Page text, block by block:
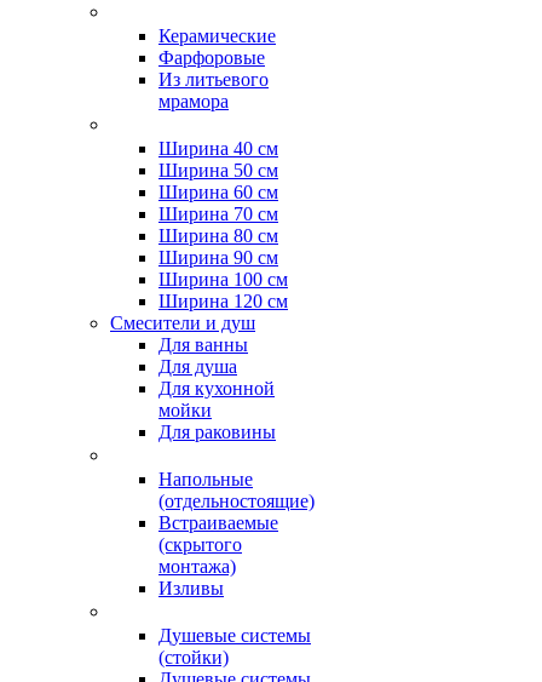
Керамические
Фарфоровые
Из литьевого
мрамора
Ширина 40 см
Ширина 50 см
Ширина 60 см
Ширина 70 см
Ширина 80 см
Ширина 90 см
Ширина 100 см
Ширина 120 см
Смесители и душ
Для ванны
Для душа
Для кухонной
мойки
Для раковины
Напольные
(отдельностоящие)
Встраиваемые
(скрытого
монтажа)
Изливы
Душевые системы
(стойки)